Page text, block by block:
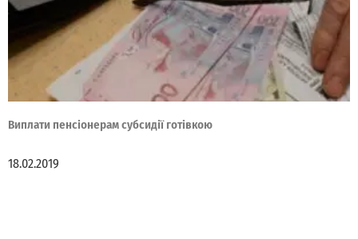
Виплати пенсіонерам субсидії готівкою
18.02.2019